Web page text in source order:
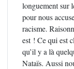
longuement sur
pour nous
racisme.
est ! Ce qui est
qu’il y a là
Nataïs. Aussi